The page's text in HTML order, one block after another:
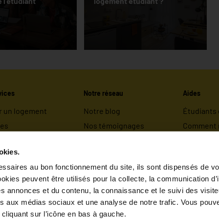
au bon fonctionnement du site, ils sont dispensés de
peuvent être utilisés pour la collecte, la communication
annonces et du contenu, la connaissance et le suivi des
aux médias sociaux et une analyse de notre trafic. Vous
sur l’icône en bas à gauche.
un logement
Maslow
Notre réseau
Notre blog
Nos témoignages
La marque LBA
Aides
Étudiants
Comment